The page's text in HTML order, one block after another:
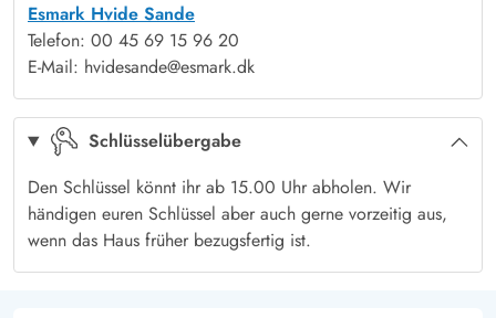
Søndervig, die nach kurzer Fahrtzeit mit dem Auto erreicht
sind. Hier erwarten dich eine große Auswahl an Geschäften,
Esmark Hvide Sande
Telefon: 00 45 69 15 96 20
E-Mail: hvidesande@esmark.dk
Schlüsselübergabe
Den Schlüssel könnt ihr ab 15.00 Uhr abholen. Wir
händigen euren Schlüssel aber auch gerne vorzeitig aus,
wenn das Haus früher bezugsfertig ist.
Terrasse: überdacht